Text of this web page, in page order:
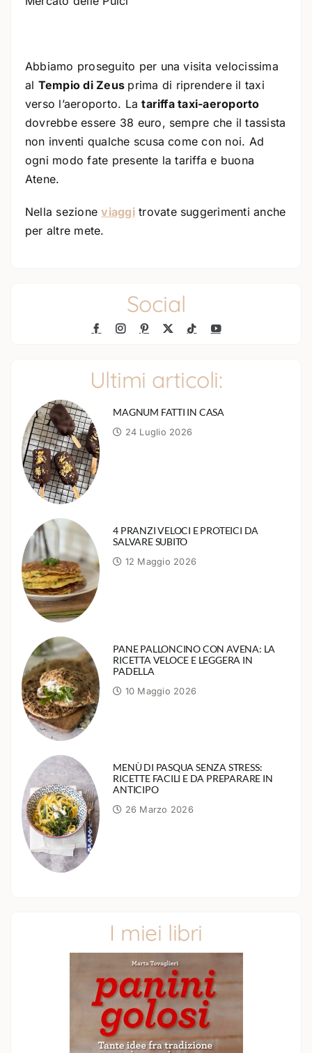
Abbiamo proseguito per una visita velocissima
al Tempio di Zeus prima di riprendere il taxi
verso l’aeroporto. Latariffa taxi-aeroporto
dovrebbe essere 38 euro, sempre che il tassista
non inventi qualche scusa come con noi. Ad
ogni modo fate presente la tariffa e buona
Atene.
Nella sezioneviaggitrovate suggerimenti anche
per altre mete.
Social
Ultimi articoli:
MAGNUM FATTI IN CASA
24 Luglio 2026
4 PRANZI VELOCI E PROTEICI DA
SALVARE SUBITO
12 Maggio 2026
PANE PALLONCINO CON AVENA: LA
RICETTA VELOCE E LEGGERA IN
PADELLA
10 Maggio 2026
MENÙ DI PASQUA SENZA STRESS:
RICETTE FACILI E DA PREPARARE IN
ANTICIPO
26 Marzo 2026
I miei libri